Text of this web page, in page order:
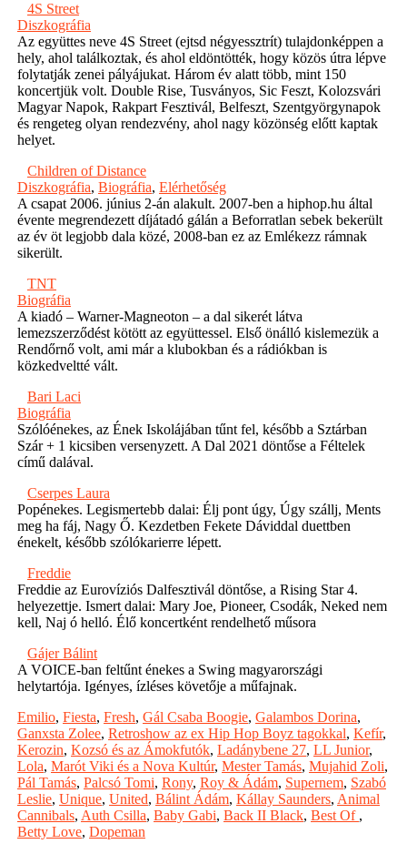
4S Street
Diszkográfia
Az együttes neve 4S Street (ejtsd négyessztrít) tulajdonképpen a
hely, ahol találkoztak, és ahol eldöntötték, hogy közös útra lépve
folytatják zenei pályájukat. Három év alatt több, mint 150
koncertjük volt. Double Rise, Tusványos, Sic Feszt, Kolozsvári
Magyar Napok, Rakpart Fesztivál, Belfeszt, Szentgyörgynapok
és rengeteg olyan rendezvény, ahol nagy közönség előtt kaptak
helyet.
Children of Distance
Diszkográfia, Biográfia, Elérhetőség
A csapat 2006. június 2-án alakult. 2007-ben a hiphop.hu által
évente megrendezett díjátadó gálán a Beforratlan sebek bekerült
az év öt legjobb dala közé, 2008-ban ez az Emlékezz rámnak
sikerült.
TNT
Biográfia
A kiadó – Warner-Magneoton – a dal sikerét látva
lemezszerződést kötött az együttessel. Első önálló kislemezük a
Rendőrnő volt, ami már a klubokban és a rádiókban is
közkedveltté vált.
Bari Laci
Biográfia
Szólóénekes, az Ének Iskolájában tűnt fel, később a Sztárban
Szár + 1 kicsiben versenyzett. A Dal 2021 döntőse a Féltelek
című dalával.
Cserpes Laura
Popénekes. Legismertebb dalai: Élj pont úgy, Úgy szállj, Ments
meg ha fáj, Nagy Ő. Kezdetben Fekete Dáviddal duettben
énekelt, később szólókarierre lépett.
Freddie
Freddie az Eurovíziós Dalfesztivál döntőse, a Rising Star 4.
helyezettje. Ismert dalai: Mary Joe, Pioneer, Csodák, Neked nem
kell, Naj ó helló. Élő koncertként rendelhető műsora
Gájer Bálint
A VOICE-ban feltűnt énekes a Swing magyarországi
helytartója. Igényes, ízléses követője a műfajnak.
Emilio, Fiesta, Fresh, Gál Csaba Boogie, Galambos Dorina,
Ganxsta Zolee, Retroshow az ex Hip Hop Boyz tagokkal, Kefír,
Kerozin, Kozsó és az Ámokfutók, Ladánybene 27, LL Junior,
Lola, Marót Viki és a Nova Kultúr, Mester Tamás, Mujahid Zoli,
Pál Tamás, Palcsó Tomi, Rony, Roy & Ádám, Supernem, Szabó
Leslie, Unique, United, Bálint Ádám, Kállay Saunders, Animal
Cannibals, Auth Csilla, Baby Gabi, Back II Black, Best Of ,
Betty Love, Dopeman